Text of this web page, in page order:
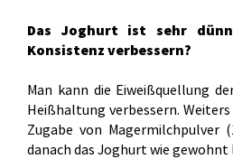
Das Joghurt ist sehr
Konsistenz verbessern?
Man kann die Eiweißquellung
Heißhaltung verbessern.
Zugabe von
danach das Joghurt wie